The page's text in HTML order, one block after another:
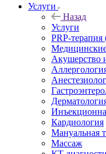
Услуги
Назад
Услуги
PRP-терапия
Акушерство
Кардиология
Мануальная
Массаж